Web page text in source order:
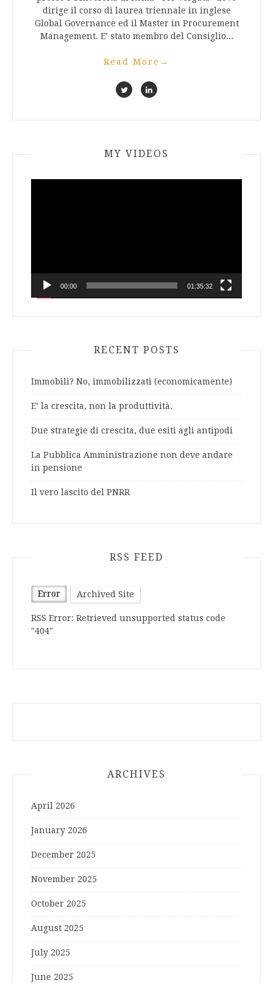
dirige il corso di laurea triennale in inglese
Global Governance ed il Master in Procurement
Management. E’ stato membro del Consiglio...
Read More →
MY VIDEOS
00:00 01:35:32
RECENT POSTS
Immobili? No, immobilizzati (economicamente)
E’ la crescita, non la produttività.
Due strategie di crescita, due esiti agli antipodi
La Pubblica Amministrazione non deve andare
in pensione
Il vero lascito del PNRR
RSS FEED
Error Archived Site
RSS Error: Retrieved unsupported status code
"404"
ARCHIVES
April 2026
January 2026
December 2025
November 2025
October 2025
August 2025
July 2025
June 2025